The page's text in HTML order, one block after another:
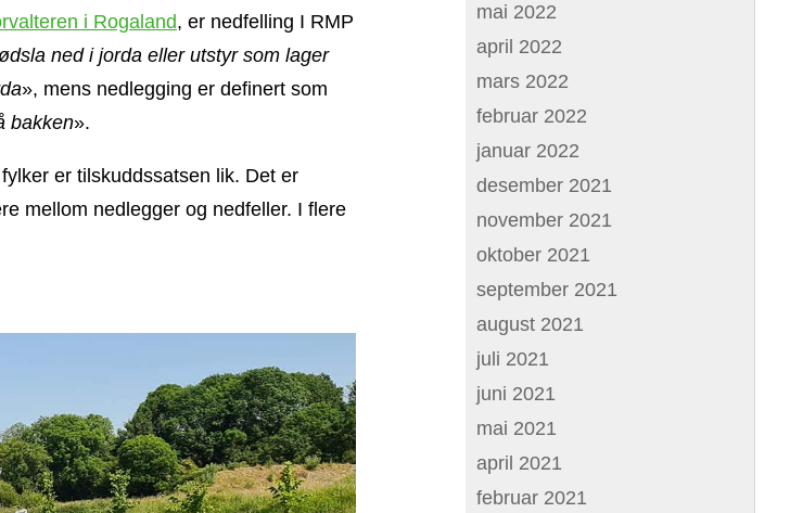
i Rogaland, er nedfelling I RMP
ned i jorda eller utstyr som lager
», mens nedlegging er definert som
bakken».
er tilskuddssatsen lik. Det er
mellom nedlegger og nedfeller. I flere
mai 2022
april 2022
mars 2022
februar 2022
januar 2022
desember 2021
november 2021
oktober 2021
september 2021
august 2021
juli 2021
juni 2021
mai 2021
april 2021
februar 2021